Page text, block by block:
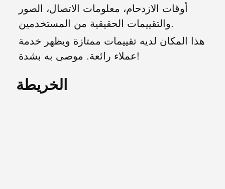
أوقات الازدحام، معلومات الاتصال، الصور
والتقييمات الحقيقية من المستخدمين.
هذا المكان لديه تقييمات ممتازة ويظهر خدمة
عملاء رائعة. موصى به بشدة!
الخريطة